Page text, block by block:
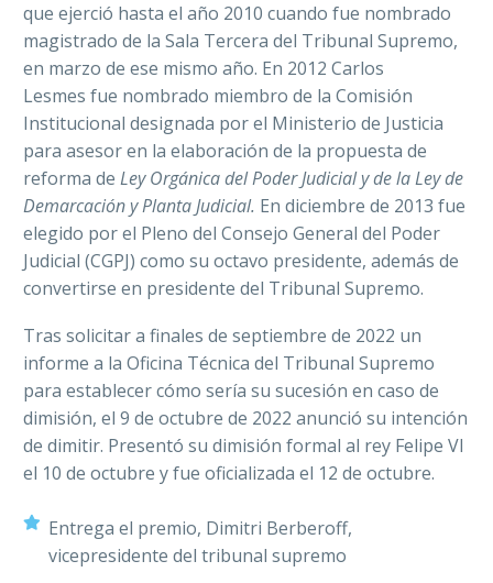
que ejerció hasta el año 2010 cuando fue nombrado
magistrado de la Sala Tercera del Tribunal Supremo,
en marzo de ese mismo año. En 2012 Carlos
Lesmes fue nombrado miembro de la Comisión
Institucional designada por el Ministerio de Justicia
para asesor en la elaboración de la propuesta de
reforma de Ley Orgánica del Poder Judicial y de la Ley de
Demarcación y Planta Judicial. En diciembre de 2013 fue
elegido por el Pleno del Consejo General del Poder
Judicial (CGPJ) como su octavo presidente, además de
convertirse en presidente del Tribunal Supremo.
Tras solicitar a finales de septiembre de 2022 un
informe a la Oficina Técnica del Tribunal Supremo
para establecer cómo sería su sucesión en caso de
dimisión, el 9 de octubre de 2022 anunció su intención
de dimitir. Presentó su dimisión formal al rey Felipe VI
el 10 de octubre y fue oficializada el 12 de octubre.
Entrega el premio, Dimitri Berberoff,
vicepresidente del tribunal supremo